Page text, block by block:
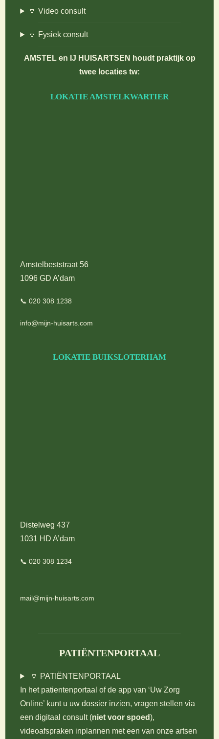
🔽 Video consult
🔽 Fysiek consult
AMSTEL en IJ HUISARTSEN houdt praktijk op
twee locaties tw:
LOKATIE AMSTELKWARTIER
Amstelbeststraat 56
1096 GD A’dam
📞 020 308 1238
info@mijn-huisarts.com
LOKATIE BUIKSLOTERHAM
Distelweg 437
1031 HD A’dam
📞 020 308 1234
mail@mijn-huisarts.com
PATIËNTENPORTAAL
🔽 PATIËNTENPORTAAL
In het patientenportaal of de app van ‘Uw Zorg
Online’ kunt u uw dossier inzien, vragen stellen via
een digitaal consult (niet voor spoed),
videoafspraken inplannen met een van onze artsen